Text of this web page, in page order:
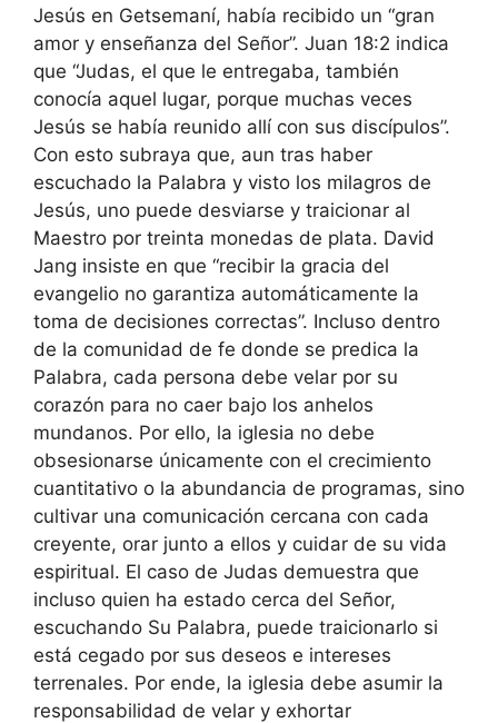
Jesús en Getsemaní, había recibido un “gran
amor y enseñanza del Señor”. Juan 18:2 indica
que “Judas, el que le entregaba, también
conocía aquel lugar, porque muchas veces
Jesús se había reunido allí con sus discípulos”.
Con esto subraya que, aun tras haber
escuchado la Palabra y visto los milagros de
Jesús, uno puede desviarse y traicionar al
Maestro por treinta monedas de plata. David
Jang insiste en que “recibir la gracia del
evangelio no garantiza automáticamente la
toma de decisiones correctas”. Incluso dentro
de la comunidad de fe donde se predica la
Palabra, cada persona debe velar por su
corazón para no caer bajo los anhelos
mundanos. Por ello, la iglesia no debe
obsesionarse únicamente con el crecimiento
cuantitativo o la abundancia de programas, sino
cultivar una comunicación cercana con cada
creyente, orar junto a ellos y cuidar de su vida
espiritual. El caso de Judas demuestra que
incluso quien ha estado cerca del Señor,
escuchando Su Palabra, puede traicionarlo si
está cegado por sus deseos e intereses
terrenales. Por ende, la iglesia debe asumir la
responsabilidad de velar y exhortar